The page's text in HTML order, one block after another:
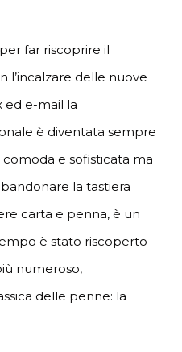
far riscoprire il
l’incalzare delle nuove
ed e-mail la
è diventata sempre
e sofisticata ma
la tastiera
carta e penna, è un
è stato riscoperto
numeroso,
delle penne: la